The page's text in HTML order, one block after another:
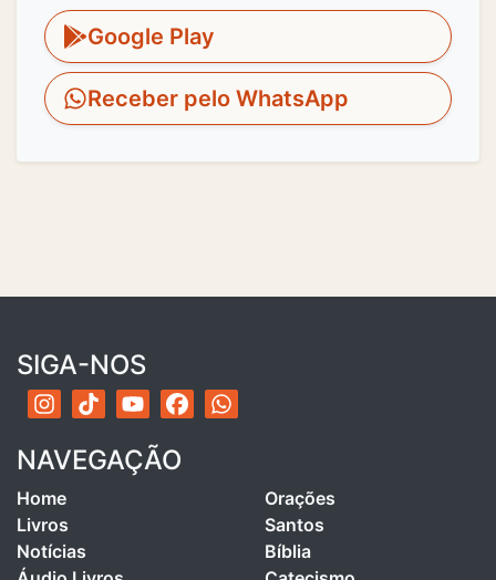
Google Play
Receber pelo WhatsApp
SIGA-NOS
NAVEGAÇÃO
Home
Livros
Notícias
Orações
Santos
Bíblia